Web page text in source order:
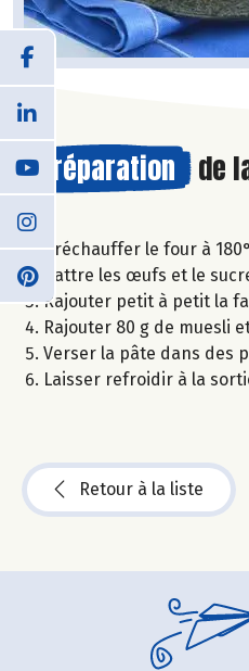
Préparation de
Préchauffer le four à
Battre les œufs et le
Rajouter petit à petit la
Rajouter 80 g de muesli
Verser la pâte dans des
Laisser refroidir à la
Retour à la liste